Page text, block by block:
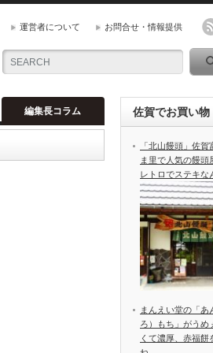
運営者について お問合せ・情報提供
編集長コラム 佐賀でお買い物
「北山饅頭」佐賀
ま里で人気の饅頭
レトロでステキな
まんえい堂の「あ
ろ）もち」がうめ
くて濃厚、赤福餅